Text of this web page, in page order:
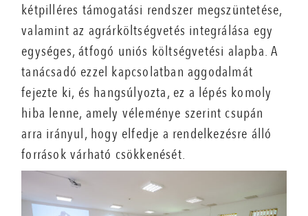
kétpilléres támogatási rendszer megszüntetése,
valamint az agrárköltségvetés integrálása egy
egységes, átfogó uniós költségvetési alapba. A
tanácsadó ezzel kapcsolatban aggodalmát
fejezte ki, és hangsúlyozta, ez a lépés komoly
hiba lenne, amely véleménye szerint csupán
arra irányul, hogy elfedje a rendelkezésre álló
források várható csökkenését.